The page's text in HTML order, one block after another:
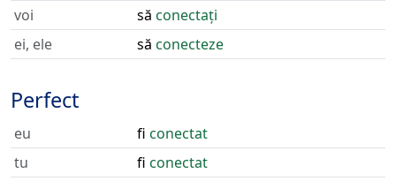
voi
să conectați
ei, ele
să conecteze
Perfect
eu fi conectat
tu
fi conectat